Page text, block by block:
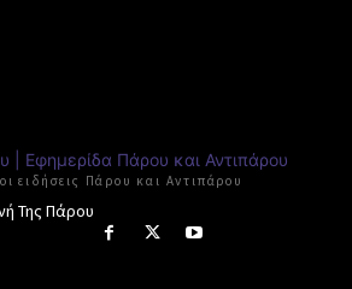
ειδήσεις Πάρου και Αντιπάρου
Της Πάρου